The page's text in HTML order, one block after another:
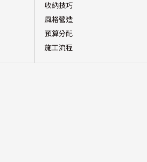
收納技巧
風格營造
預算分配
施工流程